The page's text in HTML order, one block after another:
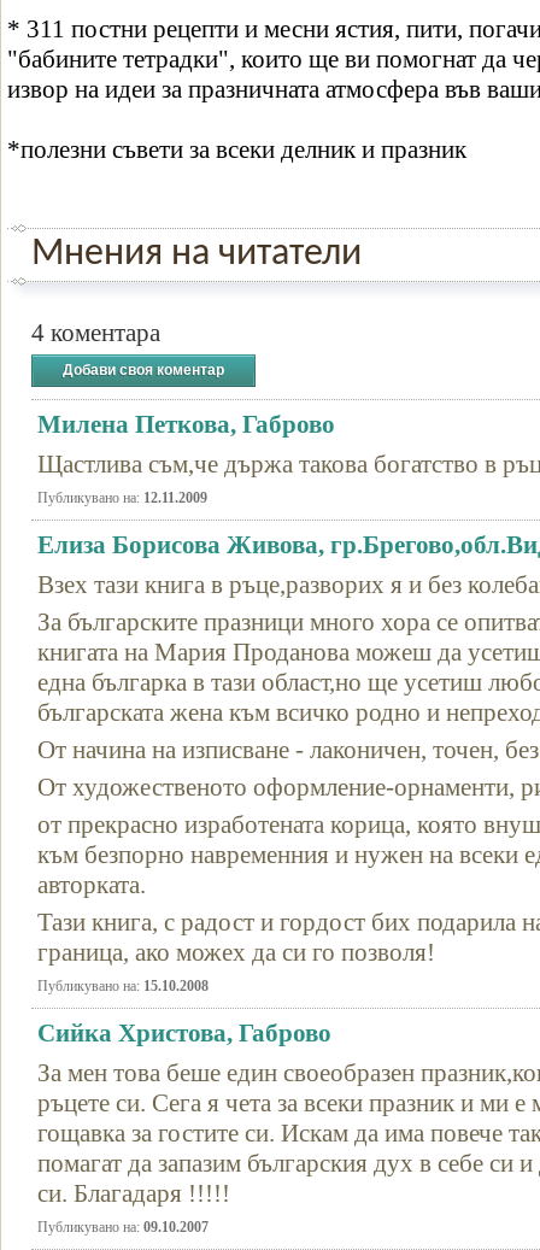
* 311 постни рецепти и месни ястия, пити,
"бабините тетрадки", които ще ви помогнат да
извор на идеи за празничната атмосфера във
*полезни съвети за всеки делник и празник
Мнения на читатели
4 коментара
Добави своя коментар
Милена Петкова, Габрово
Щастлива съм,че държа такова богатство в
Публикувано на: 12.11.2009
Eлиза Борисова Живова,
Взех тази книга в ръце,разворих я и без
За българските празници много хора се
книгата на Мария Проданова можеш да
една българка в тази област,но ще усетиш
българската жена към всичко родно и
От начина на изписване - лаконичен, точен,
От художественото оформление-орнаменти,
от прекрасно изработената корица, която
към безпорно навременния и нужен на всеки
авторката.
Тази книга, с радост и гордост бих подарила
граница, ако можех да си го позволя!
Публикувано на: 15.10.2008
Сийка Христова, Габрово
За мен това беше един своеобразен
ръцете си. Сега я чета за всеки празник и ми
гощавка за гостите си. Искам да има повече
помагат да запазим българския дух в себе си
си. Благадаря !!!!!
Публикувано на: 09.10.2007